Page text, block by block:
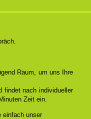
Raum, um uns Ihre
findet nach individueller
Zeit ein.
einfach unser